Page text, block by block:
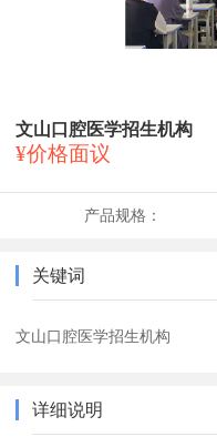
文山口腔医学招生机构
¥价格面议
产品规格：
关键词
文山口腔医学招生机构
详细说明